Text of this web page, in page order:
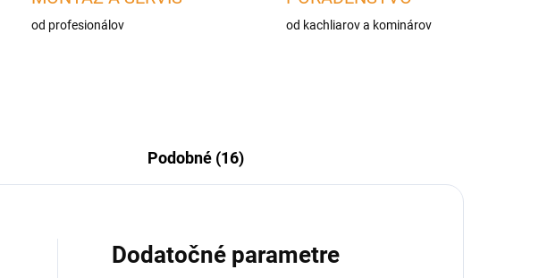
od profesionálov od kachliarov a kominárov
Podobné (16)
Dodatočné parametre